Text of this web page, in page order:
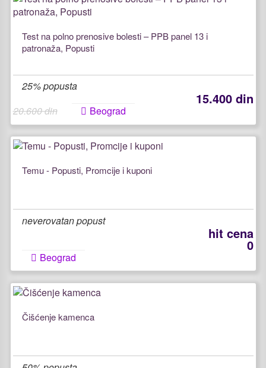
Test na polno prenosive bolesti – PPB panel 13 i
patronaža, Popusti
25% popusta
15.400 din
20.600 din Beograd
Temu - Popusti, Promcije i kuponi
neverovatan popust
hit cena
0
Beograd
Čišćenje kamenca